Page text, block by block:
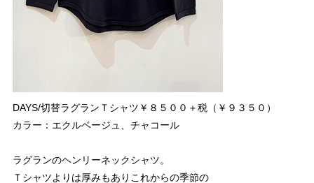
DAYS/切替ラグランＴシャツ￥８５００＋税（￥９３５０）
カラー：エクルベージュ、チャコール
ラグランのヘンリーネックシャツ。
Ｔシャツよりは厚みもありこれからの季節の